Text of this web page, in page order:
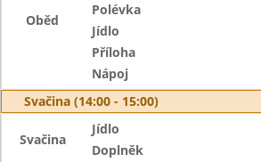
Oběd
Polévka
Jídlo
Příloha
Nápoj
Svačina (14:00 - 15:00)
Svačina
Jídlo
Doplněk